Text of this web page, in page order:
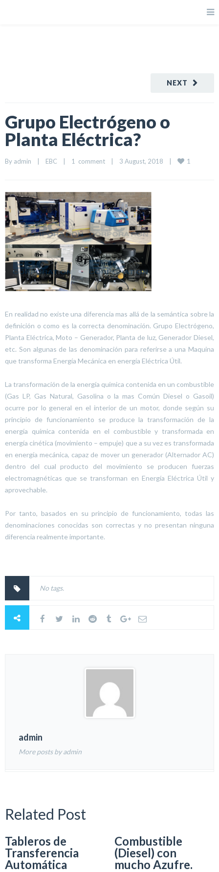
NEXT
Grupo Electrógeno o
Planta Eléctrica?
By admin EBC 1  comment 3 August, 2018 1
En realidad no existe una diferencia mas allá de la semántica sobre la
definición o como es la correcta denominación. Grupo Electrógeno,
Planta Eléctrica, Moto – Generador, Planta de luz, Generador Diesel,
etc. Son algunas de las denominación para referirse a una Maquina
que transforma Energía Mecánica en energía Eléctrica Útil.
La transformación de la energía química contenida en un combustible
(Gas LP, Gas Natural, Gasolina o la mas Común Diesel o Gasoil)
ocurre por lo general en el interior de un motor, donde según su
principio de funcionamiento se produce la transformación de la
energía química contenida en el combustible y transformada en
energía cinética (movimiento – empuje) que a su vez es transformada
en energía mecánica, capaz de mover un generador (Alternador AC)
dentro del cual producto del movimiento se producen fuerzas
electromagnéticas que se transforman en Energía Eléctrica Útil y
aprovechable.
Por tanto, basados en su principio de funcionamiento, todas las
denominaciones conocidas son correctas y no presentan ninguna
diferencia realmente importante.
No tags.
admin
More posts by admin
Related Post
Tableros de
Transferencia
Automática
Combustible
(Diesel) con
mucho Azufre.